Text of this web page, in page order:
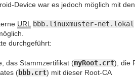
Device war es jedoch möglich mit
URL bbb.linuxmuster-net.lokal
durchgeführt:
das Stammzertifikat (myRoot.crt), die
(bbb.crt) mit dieser Root-CA